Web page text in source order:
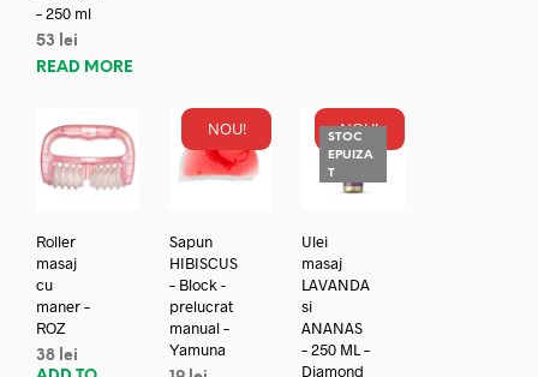
– 250 ml
53
lei
READ MORE
Roller
masaj
cu
maner –
ROZ
38 lei
NOU!
Sapun
HIBISCUS
– Block -
prelucrat
manual –
Yamuna
NOU!
STOC
EPUIZA
T
Ulei
masaj
LAVANDA
si
ANANAS
– 250 ML –
Diamond